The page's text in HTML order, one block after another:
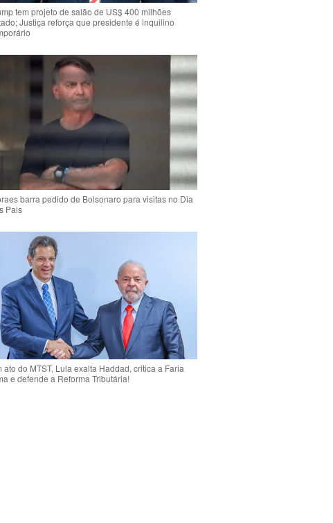
tem projeto de salão de US$ 400 milhões
Justiça reforça que presidente é inquilino
barra pedido de Bolsonaro para visitas no Dia
Pais
ato do MTST, Lula exalta Haddad, critica a Faria
e defende a Reforma Tributária!